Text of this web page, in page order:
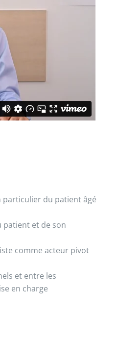
du patient âgé
patient et de son
comme acteur pivot
et entre les
en charge